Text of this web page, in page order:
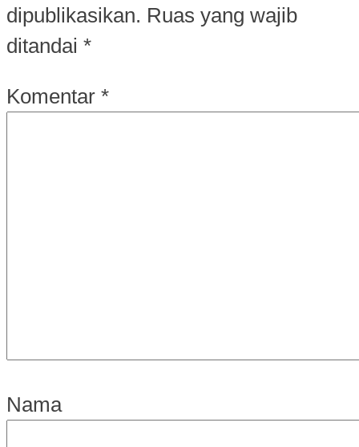
dipublikasikan. Ruas yang wajib
ditandai *
Komentar *
Nama